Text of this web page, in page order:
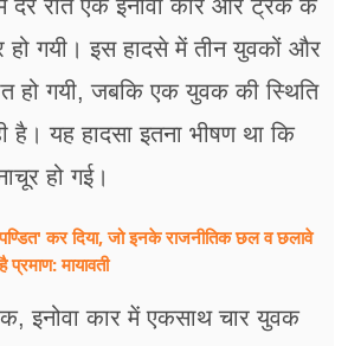
में देर रात एक इनोवा कार और ट्रक के
हो गयी। इस हादसे में तीन युवकों और
हो गयी, जबकि एक युवक की स्थिति
है। यह हादसा इतना भीषण था कि
हो गई।
कर दिया, जो इनके राजनीतिक छल व छलावे
मायावती
इनोवा कार में एकसाथ चार युवक